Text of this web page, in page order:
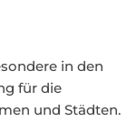
in den
für die
und Städten.